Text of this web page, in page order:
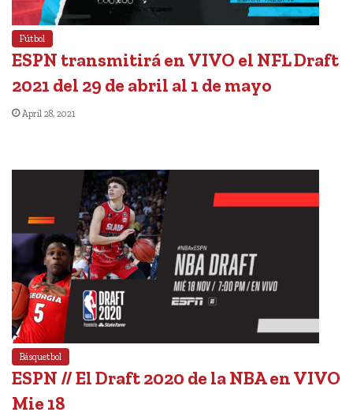
Fútbol
ESPN transmitirá en VIVO el NFL Draft
2021 del 29 de abril al 1 de mayo
April 28, 2021
Básquetbol
ESPN // El Draft 2020 de la NBA en VIVO
Mie 18